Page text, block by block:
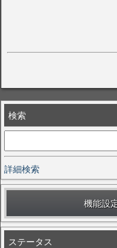
検索
詳細検索
機能設
ステータス